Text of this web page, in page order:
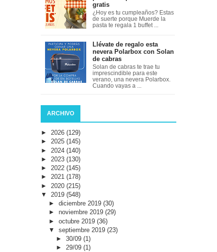
gratis
¿Hoy es tu cumpleaños? Estas
de suerte porque Muerde la
pasta te regala 1 buffet ...
Llévate de regalo esta
nevera Polarbox con Solan
de cabras
Solan de cabras te trae tu
imprescindible para este
verano, una nevera Polarbox.
Cuando vayas a ...
ARCHIVO
► 2026 (129)
► 2025 (145)
► 2024 (140)
► 2023 (130)
► 2022 (145)
► 2021 (178)
► 2020 (215)
▼ 2019 (548)
► diciembre 2019 (30)
► noviembre 2019 (29)
► octubre 2019 (36)
▼ septiembre 2019 (23)
►30/09(1)
►29/09(1)